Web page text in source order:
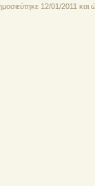
12/01/2011 και